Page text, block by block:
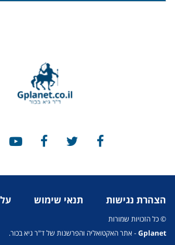
הצהרת נגישות תנאי שימוש
© כל הזכויות שמורות
Gplanet- אתר האקטואליה והפרשנות של ד"ר גיא בכור.